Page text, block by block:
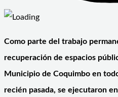
Como parte del trabajo
recuperación de espacios
Municipio de Coquimbo en
recién pasada, se ejecutaron